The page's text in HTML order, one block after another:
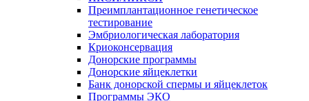
Преимплантационное генетическое
тестирование
Эмбриологическая лаборатория
Криоконсервация
Донорские программы
Донорские яйцеклетки
Банк донорской спермы и яйцеклеток
Программы ЭКО